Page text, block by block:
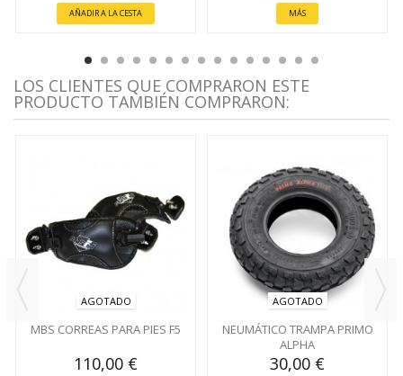
AÑADIR A LA CESTA MÁS
LOS CLIENTES QUE COMPRARON ESTE
PRODUCTO TAMBIÉN COMPRARON:
AGOTADO
MBS CORREAS PARA PIES F5
110,00 €
AGOTADO
NEUMÁTICO TRAMPA PRIMO
ALPHA
30,00 €